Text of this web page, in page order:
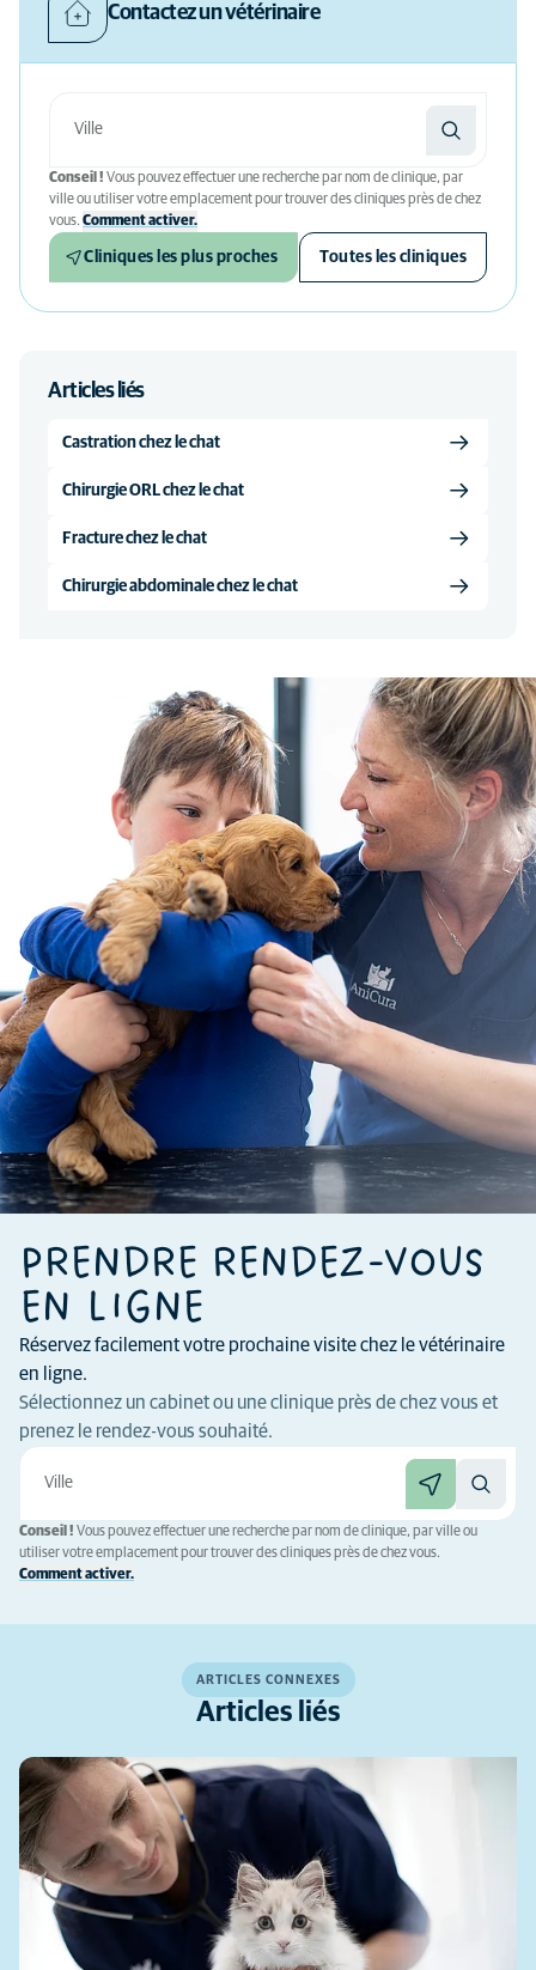
Contactez un vétérinaire
Conseil ! Vous pouvez effectuer une recherche par nom de clinique, par
ville ou utiliser votre emplacement pour trouver des cliniques près de chez
vous. Comment activer.
Cliniques les plus proches Toutes les cliniques
Articles liés
Castration chez le chat
Chirurgie ORL chez le chat
Fracture chez le chat
Chirurgie abdominale chez le chat
PRENDRE RENDEZ-VOUS
EN LIGNE
Réservez facilement votre prochaine visite chez le vétérinaire
en ligne.
Sélectionnez un cabinet ou une clinique près de chez vous et
prenez le rendez-vous souhaité.
Conseil ! Vous pouvez effectuer une recherche par nom de clinique, par ville ou
utiliser votre emplacement pour trouver des cliniques près de chez vous.
Comment activer.
ARTICLES CONNEXES
Articles liés